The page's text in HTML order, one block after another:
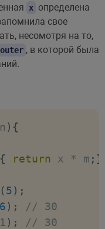
x определена
свое
несомотря на то,
outer , в которой была
n ) {
{ return x * m ; }
(5) ;
6) ;
// 30
) ; // 30